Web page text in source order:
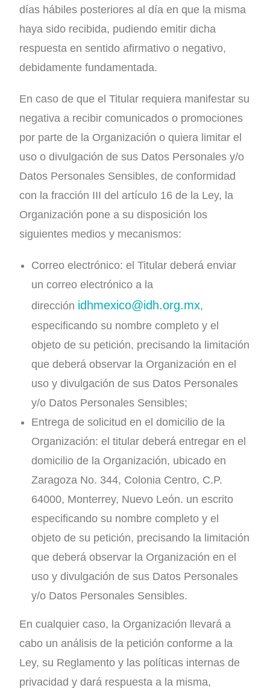
días hábiles posteriores al día en que la misma
haya sido recibida, pudiendo emitir dicha
respuesta en sentido afirmativo o negativo,
debidamente fundamentada.
En caso de que el Titular requiera manifestar su
negativa a recibir comunicados o promociones
por parte de la Organización o quiera limitar el
uso o divulgación de sus Datos Personales y/o
Datos Personales Sensibles, de conformidad
con la fracción III del artículo 16 de la Ley, la
Organización pone a su disposición los
siguientes medios y mecanismos:
Correo electrónico: el Titular deberá enviar
un correo electrónico a la
dirección idhmexico@idh.org.mx,
especificando su nombre completo y el
objeto de su petición, precisando la limitación
que deberá observar la Organización en el
uso y divulgación de sus Datos Personales
y/o Datos Personales Sensibles;
Entrega de solicitud en el domicilio de la
Organización: el titular deberá entregar en el
domicilio de la Organización, ubicado en
Zaragoza No. 344, Colonia Centro, C.P.
64000, Monterrey, Nuevo León. un escrito
especificando su nombre completo y el
objeto de su petición, precisando la limitación
que deberá observar la Organización en el
uso y divulgación de sus Datos Personales
y/o Datos Personales Sensibles.
En cualquier caso, la Organización llevará a
cabo un análisis de la petición conforme a la
Ley, su Reglamento y las políticas internas de
privacidad y dará respuesta a la misma,